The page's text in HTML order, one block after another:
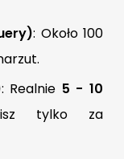
: Około 100
: Realnie 5 - 10
tylko za